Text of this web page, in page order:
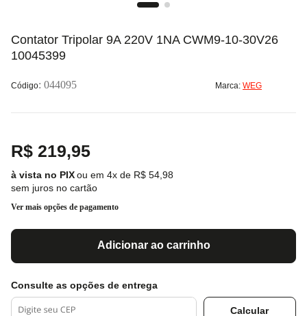
Contator Tripolar 9A 220V 1NA CWM9-10-30V26
10045399
: 044095 Marca: WEG
R$ 219,95
ou em 4x de R$ 54 98
sem juros no cartão
Ver mais opções de pagamento
Adicionar ao carrinho
4º 4
5º eletroduto